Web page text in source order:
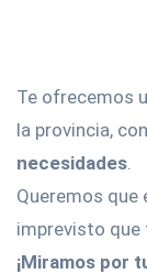
Te ofrecemos
la provincia,
necesidades
Queremos
imprevisto que
¡Miramos por